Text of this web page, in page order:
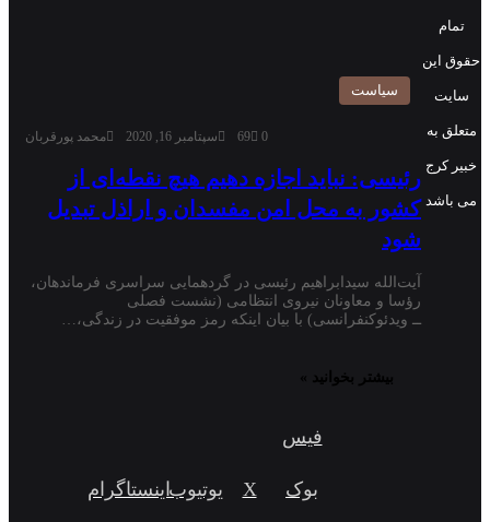
سیاست
محمد پورقربان سپتامبر 16, 2020 0
69
رئیسی: نباید اجازه دهیم هیچ نقطه‌ای از
کشور به محل امن مفسدان و اراذل تبدیل
شود
آیت‌الله سیدابراهیم رئیسی در گردهمایی سراسری فرماندهان،
رؤسا و معاونان نیروی انتظامی (نشست فصلی
ــ ویدئوکنفرانسی) با بیان اینکه رمز موفقیت در زندگی،…
بیشتر بخوانید »
تمام
حقوق این
سایت
متعلق به
خبیر کرج
می باشد
فیس
بوک X یوتیوباینستاگرام